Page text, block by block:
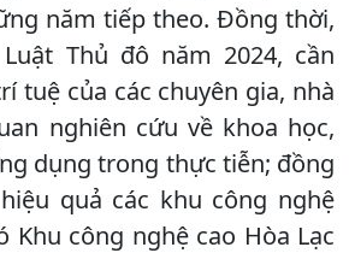
năm tiếp theo. Đồng thời,
Thủ đô năm 2024, cần
tuệ của các chuyên gia, nhà
nghiên cứu về khoa học,
dụng trong thực tiễn; đồng
quả các khu công nghệ
Khu công nghệ cao Hòa Lạc